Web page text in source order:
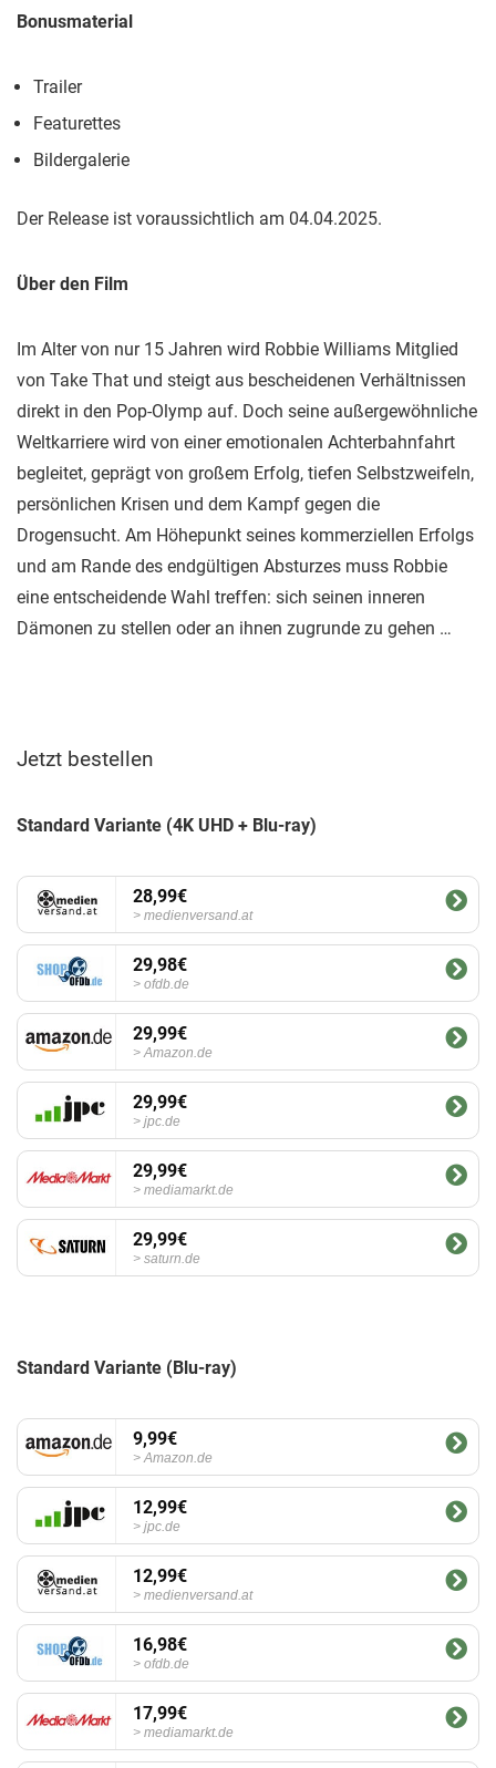
Bonusmaterial
Trailer
Featurettes
Bildergalerie
Der Release ist voraussichtlich am 04.04.2025.
Über den Film
Im Alter von nur 15 Jahren wird Robbie Williams Mitglied
von Take That und steigt aus bescheidenen Verhältnissen
direkt in den Pop-Olymp auf. Doch seine außergewöhnliche
Weltkarriere wird von einer emotionalen Achterbahnfahrt
begleitet, geprägt von großem Erfolg, tiefen Selbstzweifeln,
persönlichen Krisen und dem Kampf gegen die
Drogensucht. Am Höhepunkt seines kommerziellen Erfolgs
und am Rande des endgültigen Absturzes muss Robbie
eine entscheidende Wahl treffen: sich seinen inneren
Dämonen zu stellen oder an ihnen zugrunde zu gehen …
Jetzt bestellen
Standard Variante (4K UHD + Blu-ray)
28,99€
medienversand.at
29,98€
ofdb.de
29,99€
Amazon.de
29,99€
jpc.de
29,99€
mediamarkt.de
29,99€
saturn.de
Standard Variante (Blu-ray)
9,99€
Amazon.de
12,99€
jpc.de
12,99€
medienversand.at
16,98€
ofdb.de
17,99€
mediamarkt.de